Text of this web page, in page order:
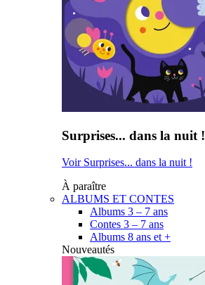
Surprises... dans la nuit !
Voir Surprises... dans la nuit !
À paraître
ALBUMS ET CONTES
Albums 3 – 7 ans
Contes 3 – 7 ans
Albums 8 ans et +
Nouveautés